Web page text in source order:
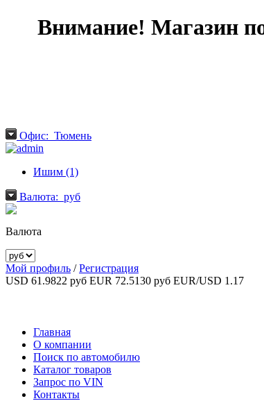
Внимание! Магазин
Офис: Тюмень
Ишим (1)
Валюта: руб
Валюта
Мой профиль /Регистрация
USD 61.9822 руб EUR 72.5130 руб EUR/USD 1.17
Главная
О компании
Поиск по автомобилю
Каталог товаров
Запрос по VIN
Контакты